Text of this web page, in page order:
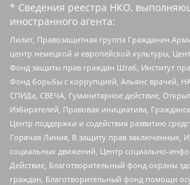
* Сведения реестра НКО,
иностранного агента:
Лилит, Правозащитная группа
центр немецкой и европейской культуры,
Фонд защиты прав граждан Штаб, Институт
Фонд борьбы с коррупцией, Альянс врачей,
СПИДа, СВЕЧА, Гуманитарное действие,
Избирателей, Правовая инициатива,
Центр поддержки и содействия развитию
Горячая Линия, В защиту прав заключенных,
социальных движений, Центр социально-
Действие, Благотворительный фонд охраны
граждан, Благотворительный фонд помощи